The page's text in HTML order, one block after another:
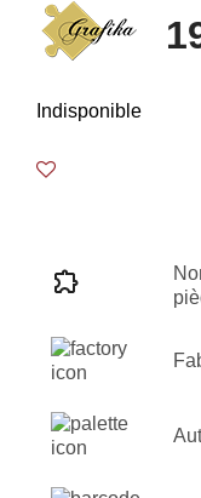
Indisponible